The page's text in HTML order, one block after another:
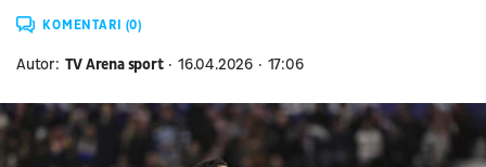
KOMENTARI (0)
Autor: TV Arena sport 16.04.2026 17:06